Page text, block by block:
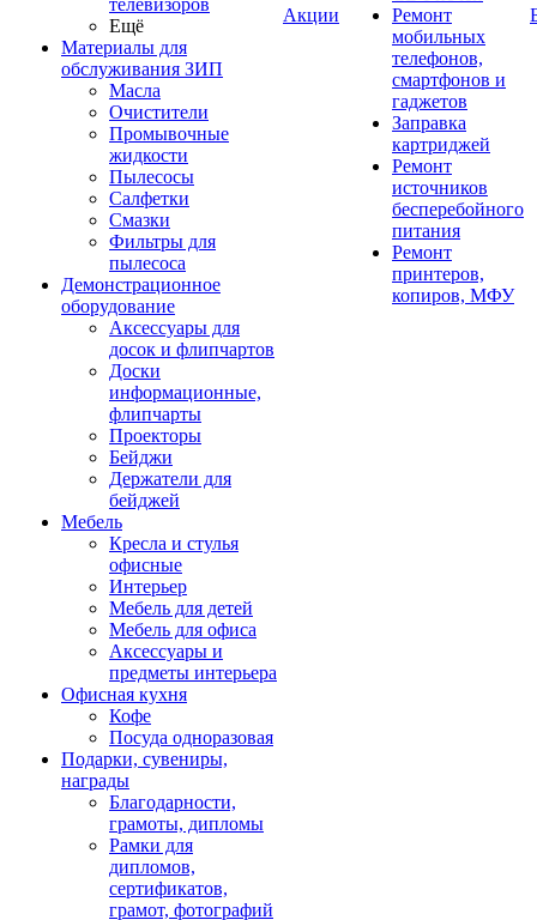
телевизоров
Ещё
Материалы для
обслуживания ЗИП
Масла
Очистители
Промывочные
жидкости
Пылесосы
Салфетки
Смазки
Фильтры для
пылесоса
Демонстрационное
оборудование
Аксессуары для
досок и флипчартов
Доски
информационные,
флипчарты
Проекторы
Бейджи
Держатели для
бейджей
Мебель
Кресла и стулья
офисные
Интерьер
Мебель для детей
Мебель для офиса
Аксессуары и
предметы интерьера
Офисная кухня
Кофе
Посуда одноразовая
Подарки, сувениры,
награды
Благодарности,
грамоты, дипломы
Рамки для
дипломов,
сертификатов,
грамот, фотографий
Акции
Ремонт
мобильных
телефонов,
смартфонов и
гаджетов
Заправка
картриджей
Ремонт
источников
бесперебойного
питания
Ремонт
принтеров,
копиров, МФУ